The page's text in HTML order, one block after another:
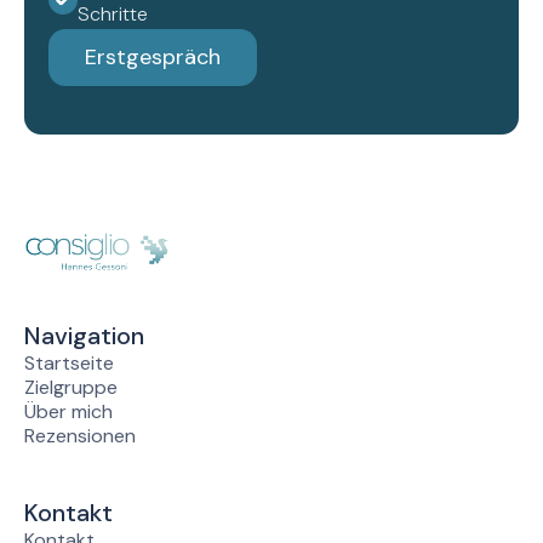
Schritte
Erstgespräch
Navigation
Startseite
Zielgruppe
Über mich
Rezensionen
Kontakt